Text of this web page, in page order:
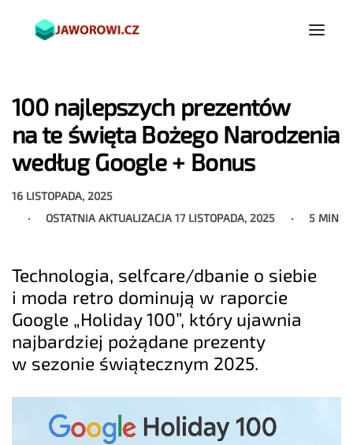
100 najlepszych prezentów
na te święta Bożego Narodzenia
według Google + Bonus
16 LISTOPADA, 2025
OSTATNIA AKTUALIZACJA17 LISTOPADA, 2025 5 MIN
Technologia, selfcare/dbanie o siebie
i moda retro dominują w raporcie
Google „Holiday 100”, który ujawnia
najbardziej pożądane prezenty
w sezonie świątecznym 2025.